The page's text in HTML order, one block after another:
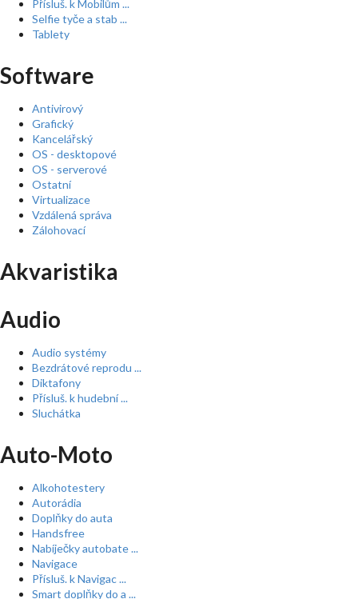
Přísluš. k Mobilům ...
Selfie tyče a stab ...
Tablety
Software
Antivirový
Grafický
Kancelářský
OS - desktopové
OS - serverové
Ostatní
Virtualizace
Vzdálená správa
Zálohovací
Akvaristika
Audio
Audio systémy
Bezdrátové reprodu ...
Diktafony
Přísluš. k hudební ...
Sluchátka
Auto-Moto
Alkohotestery
Autorádia
Doplňky do auta
Handsfree
Nabíječky autobate ...
Navigace
Přísluš. k Navigac ...
Smart doplňky do a ...